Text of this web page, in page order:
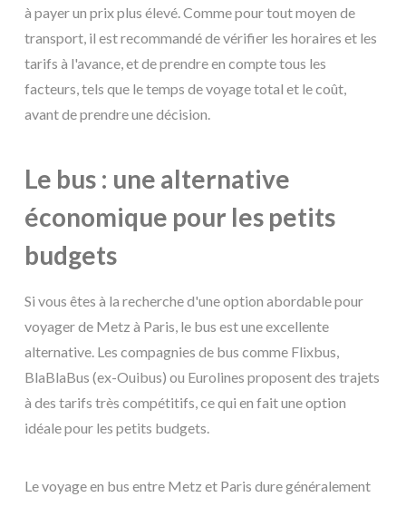
à payer un prix plus élevé. Comme pour tout moyen de
transport, il est recommandé de vérifier les horaires et les
tarifs à l'avance, et de prendre en compte tous les
facteurs, tels que le temps de voyage total et le coût,
avant de prendre une décision.
Le bus : une alternative
économique pour les petits
budgets
Si vous êtes à la recherche d'une option abordable pour
voyager de Metz à Paris, le bus est une excellente
alternative. Les compagnies de bus comme Flixbus,
BlaBlaBus (ex-Ouibus) ou Eurolines proposent des trajets
à des tarifs très compétitifs, ce qui en fait une option
idéale pour les petits budgets.
Le voyage en bus entre Metz et Paris dure généralement